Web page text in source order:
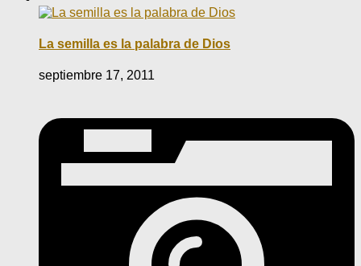
La semilla es la palabra de Dios
septiembre 17, 2011